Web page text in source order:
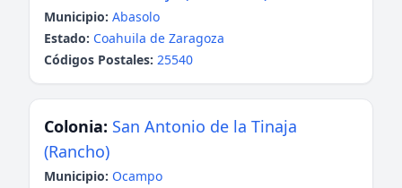
Municipio: Abasolo
Estado: Coahuila de Zaragoza
Códigos Postales: 25540
Colonia: San Antonio de la Tinaja
(Rancho)
Municipio: Ocampo